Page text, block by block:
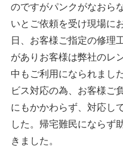
のですがパンクがなおら
いとご依頼を受け現場に
日、お客様ご指定の修理
がありお客様は弊社のレ
中もご利用になられまし
ビス対応の為、お客様ご
にもかかわらず、対応し
した。帰宅難民にならず
きました。